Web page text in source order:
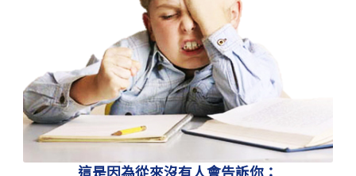
這是因為從來沒有人會告訴你：